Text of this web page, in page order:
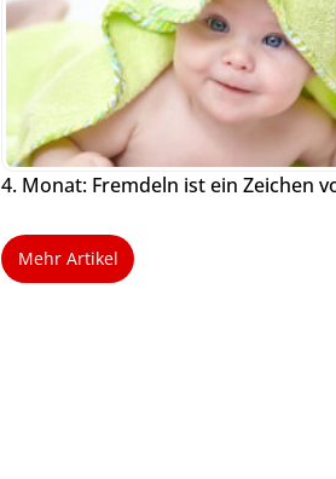
4. Monat: Fremdeln ist ein Zeichen
Mehr Artikel